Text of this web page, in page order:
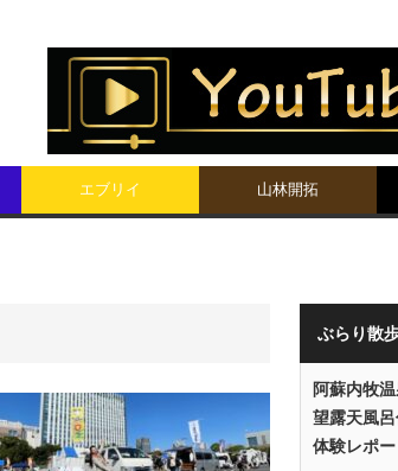
エブリイ 山林開拓
ぶらり散
阿蘇内牧
望露天風
体験レポー